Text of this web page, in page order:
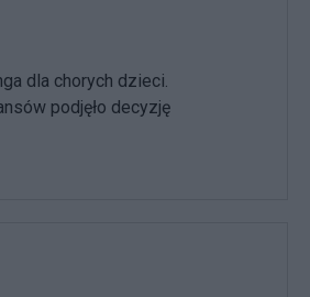
dla chorych dzieci.
podjęło decyzję